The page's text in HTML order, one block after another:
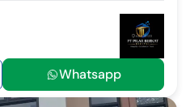
Whatsapp